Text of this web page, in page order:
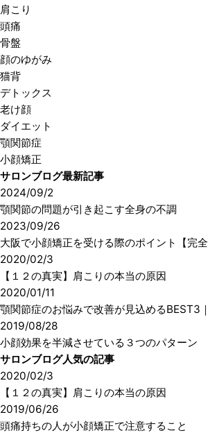
肩こり
頭痛
骨盤
顔のゆがみ
猫背
デトックス
老け顔
ダイエット
顎関節症
小顔矯正
サロンブログ最新記事
2024/09/2
顎関節の問題が引き起こす全身の不調
2023/09/26
大阪で小顔矯正を受ける際のポイント【完全
2020/02/3
【１２の真実】肩こりの本当の原因
2020/01/11
顎関節症のお悩みで改善が見込めるBEST3
2019/08/28
小顔効果を半減させている３つのパターン
サロンブログ人気の記事
2020/02/3
【１２の真実】肩こりの本当の原因
2019/06/26
頭痛持ちの人が小顔矯正で注意すること